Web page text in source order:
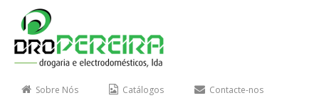
Sobre Nós Catálogos
Contacte-nos